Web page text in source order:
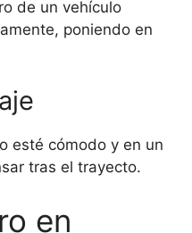
de un vehículo
poniendo en
esté cómodo y en un
tras el trayecto.
en